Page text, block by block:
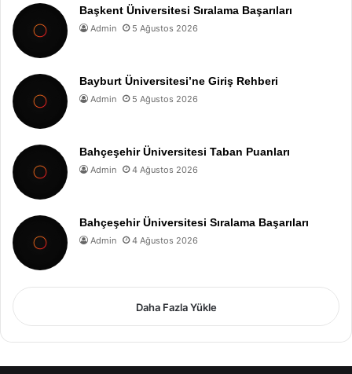
Başkent Üniversitesi Sıralama Başarıları
Admin 5 Ağustos 2026
Bayburt Üniversitesi’ne Giriş Rehberi
Admin 5 Ağustos 2026
Bahçeşehir Üniversitesi Taban Puanları
Admin 4 Ağustos 2026
Bahçeşehir Üniversitesi Sıralama Başarıları
Admin 4 Ağustos 2026
Daha Fazla Yükle